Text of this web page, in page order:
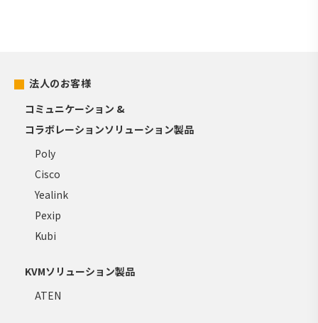
法人のお客様
コミュニケーション &
コラボレーションソリューション製品
Poly
Cisco
Yealink
Pexip
Kubi
KVMソリューション製品
ATEN